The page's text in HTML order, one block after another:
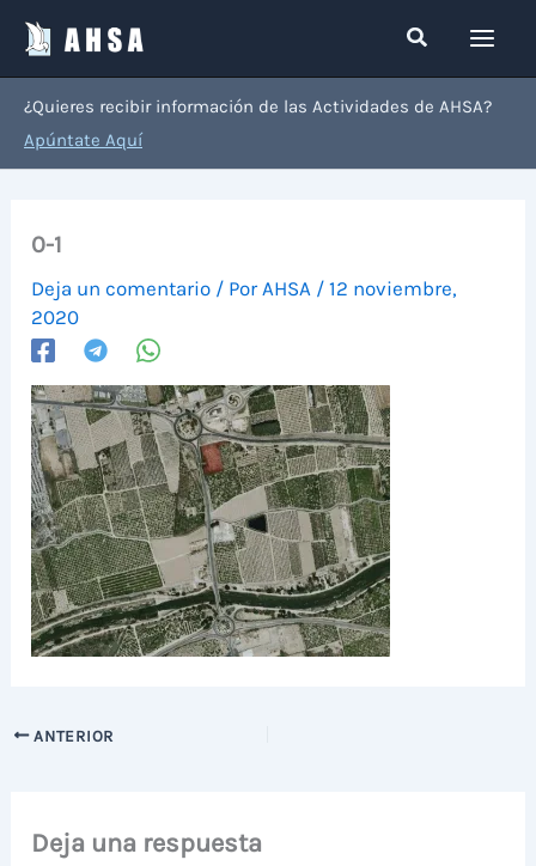
contenido
Buscar
¿Quieres recibir información de las Actividades de AHSA?
Apúntate Aquí
0-1
Deja un comentario / Por AHSA /12 noviembre,
2020
ANTERIOR
Deja una respuesta